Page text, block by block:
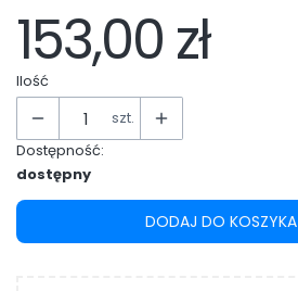
153,00 zł
Ilość
szt.
Dostępność:
dostępny
DODAJ DO KOSZYKA